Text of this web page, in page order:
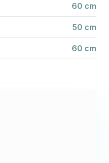
60 cm
50 cm
60 cm